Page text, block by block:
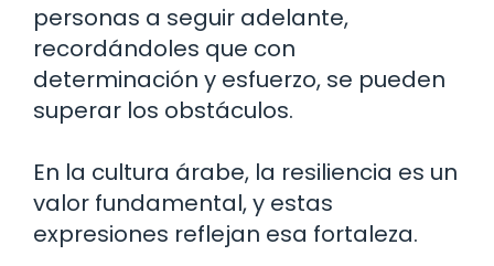
personas a seguir adelante,
recordándoles que con
determinación y esfuerzo, se pueden
superar los obstáculos.
En la cultura árabe, la resiliencia es un
valor fundamental, y estas
expresiones reflejan esa fortaleza.